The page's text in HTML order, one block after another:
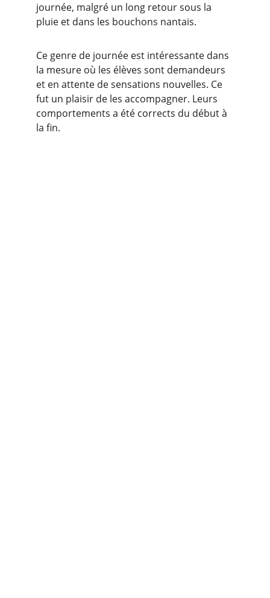
journée, malgré un long retour sous la
pluie et dans les bouchons nantais.
Ce genre de journée est intéressante dans
la mesure où les élèves sont demandeurs
et en attente de sensations nouvelles. Ce
fut un plaisir de les accompagner. Leurs
comportements a été corrects du début à
la fin.